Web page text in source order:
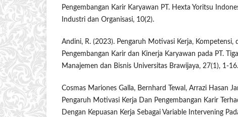
Pengembangan Karir Karyawan PT. Hexta Yoritsu
Industri dan Organisasi, 10(2).
Andini, R. (2023). Pengaruh Motivasi Kerja, Kompetensi,
Pengembangan Karir dan Kinerja Karyawan pada PT.
Manajemen dan Bisnis Universitas Brawijaya, 27(1), 1-
Cosmas Mariones Galla, Bernhard Tewal, Arrazi Hasan
Pengaruh Motivasi Kerja Dan Pengembangan Karir
Dengan Kepuasan Kerja Sebagai Variable Intervening